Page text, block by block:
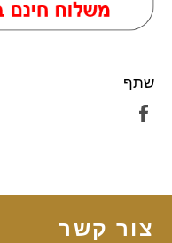
שתף
צור קשר